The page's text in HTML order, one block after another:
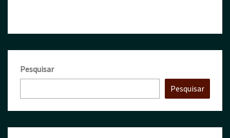
Pesquisar
Pesquisar